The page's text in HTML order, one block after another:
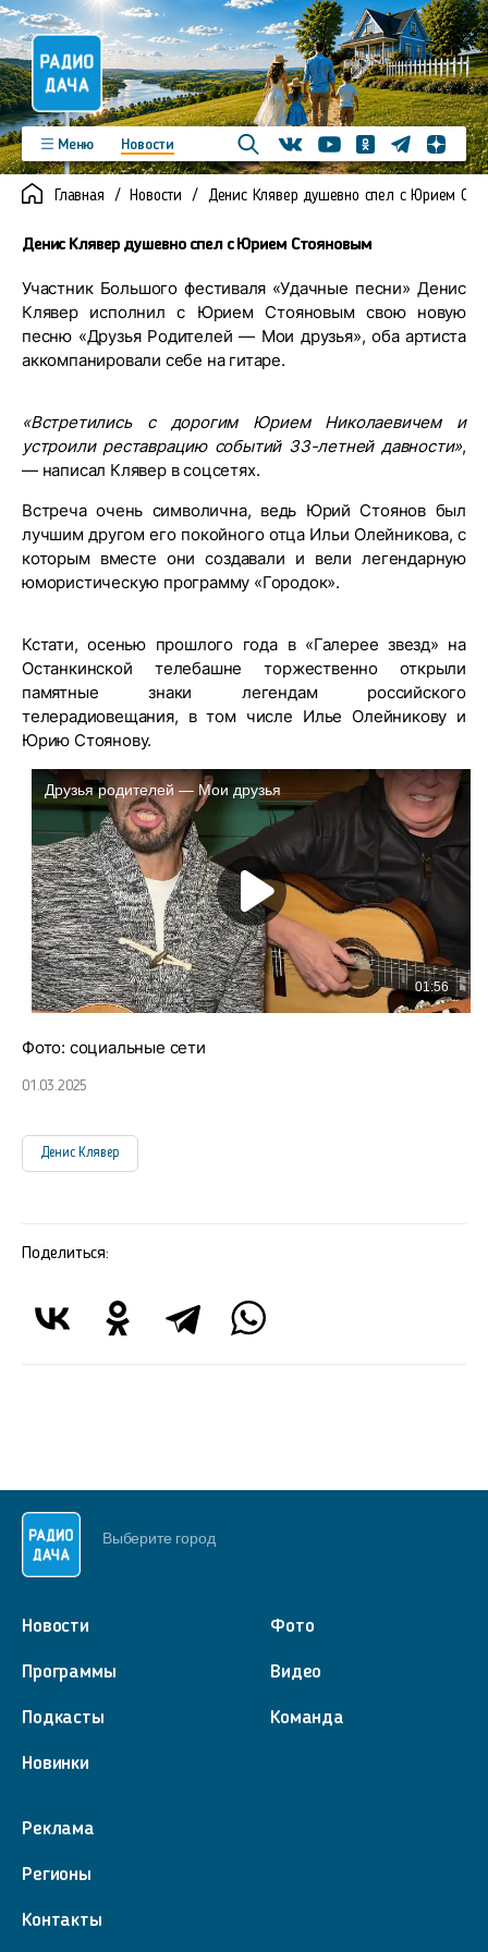
Меню
Новости
Программы
Подкасты
Новинки
Фото
Видео
Контакты
ВконтактеYoutubeОдноклассники
ТелеграмЯндекс
Главная Новости Денис Клявер душевно спел с Юрием
Денис Клявер душевно спел с Юрием Стояновым
Участник Большого фестиваля «Удачные песни» Денис
Клявер исполнил с Юрием Стояновым свою новую
песню «Друзья Родителей — Мои друзья», оба артиста
аккомпанировали себе на гитаре.
«Встретились с дорогим Юрием Николаевичем и
устроили реставрацию событий 33-летней давности»,
— написал Клявер в соцсетях.
Встреча очень символична, ведь Юрий Стоянов был
лучшим другом его покойного отца Ильи Олейникова, с
которым вместе они создавали и вели легендарную
юмористическую программу «Городок».
Кстати, осенью прошлого года в «Галерее звезд» на
Останкинской телебашне торжественно открыли
памятные знаки легендам российского
телерадиовещания, в том числе Илье Олейникову и
Юрию Стоянову.
Фото: социальные сети
01.03.2025
Денис Клявер
Поделиться:
Выберите город
Новости
Программы
Подкасты
Новинки
Фото
Видео
Команда
Реклама
Регионы
Контакты